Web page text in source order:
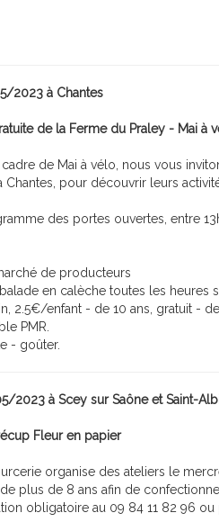
2023 à Chantes
de la Ferme du Praley - Mai à
cadre de Mai à vélo, nous vous
Chantes, pour découvrir leurs
des portes ouvertes, entre
de producteurs
en calèche toutes les heures
2.5€/enfant - de 10 ans, gratuit -
PMR.
- goûter.
2023 à Scey sur Saône et Saint-
Fleur en papier
organise des ateliers le
plus de 8 ans afin de
obligatoire au 09 84 11 82 96